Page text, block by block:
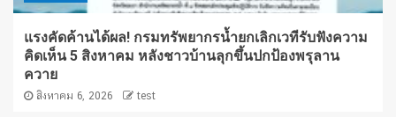
แรงคัดค้านได้ผล! กรมทรัพยากรน้ำยกเลิกเวทีรับฟังความ
คิดเห็น 5 สิงหาคม หลังชาวบ้านลุกขึ้นปกป้องพรุลาน
ควาย
สิงหาคม 6, 2026 test